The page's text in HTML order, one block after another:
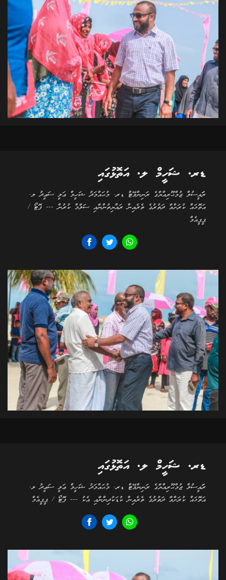
ޑރ. ޝަހީމް ލ. އަތޮޅުގައި
ރަަައީސުލް ޖުމްޙޫރިއްޔާގެ ރަނިންމޭޓް ޑރ. މުޙައްމަދު ޝަހީމް ޢަލީ ސަޢީދު ލ.
އަތޮޅައް ކުރަށްވާ ދަތުރުގެ ތެރެއިން ރައްޔިތުންނާއި ސަލާމް ކުރުން --- ފޮޓޯ /
ޕީޕީއެމް
ޑރ. ޝަހީމް ލ. އަތޮޅުގައި
ރަަައީސުލް ޖުމްޙޫރިއްޔާގެ ރަނިންމޭޓް ޑރ. މުޙައްމަދު ޝަހީމް ޢަލީ ސަޢީދު ލ.
އަތޮޅައް ކުރަށްވާ ދަތުރުގެ ތެރެއިން ކުޑަކުދިންނާއި އެކު --- ފޮޓޯ / ޕީޕީއެމް